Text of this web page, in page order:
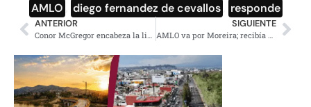
AMLO diego fernandez de cevallos responde
ANTERIOR
Conor McGregor encabeza la lista de los deportistas mejor pagados del 2020
SIGUIENTE
AMLO va por Moreira; recibía dinero de Alonso Ancira